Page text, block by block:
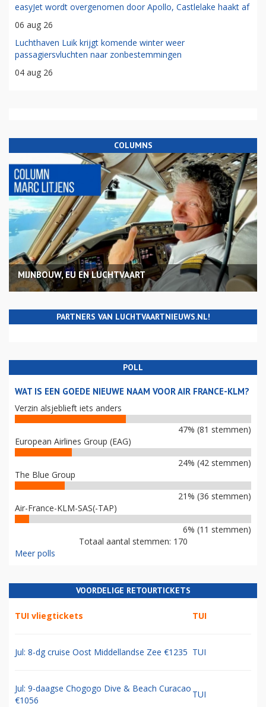
easyJet wordt overgenomen door Apollo, Castlelake haakt af
06 aug 26
Luchthaven Luik krijgt komende winter weer
passagiersvluchten naar zonbestemmingen
04 aug 26
COLUMNS
MIJNBOUW, EU EN LUCHTVAART
PARTNERS VAN LUCHTVAARTNIEUWS.NL!
POLL
WAT IS EEN GOEDE NIEUWE NAAM VOOR AIR FRANCE-KLM?
Verzin alsjeblieft iets anders
47% (81 stemmen)
European Airlines Group (EAG)
24% (42 stemmen)
The Blue Group
21% (36 stemmen)
Air-France-KLM-SAS(-TAP)
6% (11 stemmen)
Totaal aantal stemmen: 170
Meer polls
VOORDELIGE RETOURTICKETS
TUI vliegtickets TUI
Jul: 8-dg cruise Oost Middellandse Zee €1235 TUI
Jul: 9-daagse Chogogo Dive & Beach Curacao
€1056
TUI